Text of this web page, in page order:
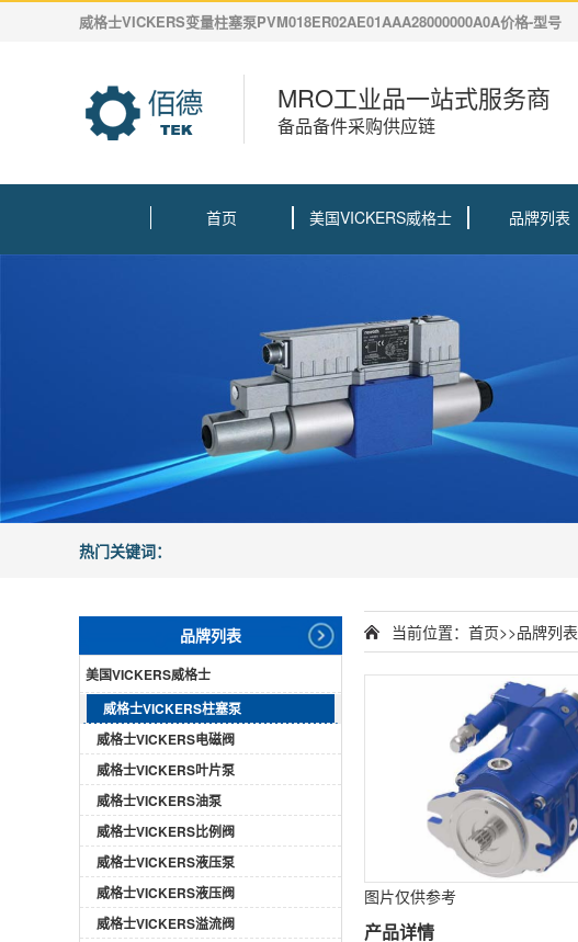
威格士VICKERS变量柱塞泵PVM018ER02AE01AAA28000000A0A价格-型号
MRO工业品一站式服务商
备品备件采购供应链
首页 美国VICKERS威格士 品牌列表
热门关键词：
品牌列表
美国VICKERS威格士
威格士VICKERS柱塞泵
威格士VICKERS电磁阀
威格士VICKERS叶片泵
威格士VICKERS油泵
威格士VICKERS比例阀
威格士VICKERS液压泵
威格士VICKERS液压阀
威格士VICKERS溢流阀
当前位置： 首页>>品牌列表
图片仅供参考
产品详情